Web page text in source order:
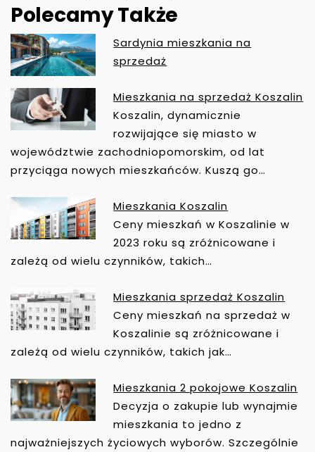
Polecamy Także
Sardynia mieszkania na
sprzedaż
Mieszkania na sprzedaż Koszalin
Koszalin, dynamicznie
rozwijające się miasto w
województwie zachodniopomorskim, od lat
przyciąga nowych mieszkańców. Kuszą go…
Mieszkania Koszalin
Ceny mieszkań w Koszalinie w
2023 roku są zróżnicowane i
zależą od wielu czynników, takich…
Mieszkania sprzedaż Koszalin
Ceny mieszkań na sprzedaż w
Koszalinie są zróżnicowane i
zależą od wielu czynników, takich jak…
Mieszkania 2 pokojowe Koszalin
Decyzja o zakupie lub wynajmie
mieszkania to jedno z
najważniejszych życiowych wyborów. Szczególnie
N
A
W
I
G
A
C
A
W
P
S